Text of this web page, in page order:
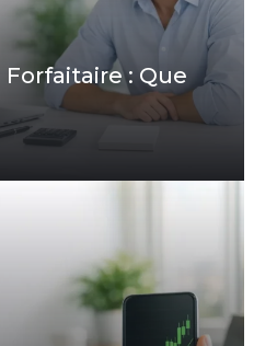
Forfaitaire : Que